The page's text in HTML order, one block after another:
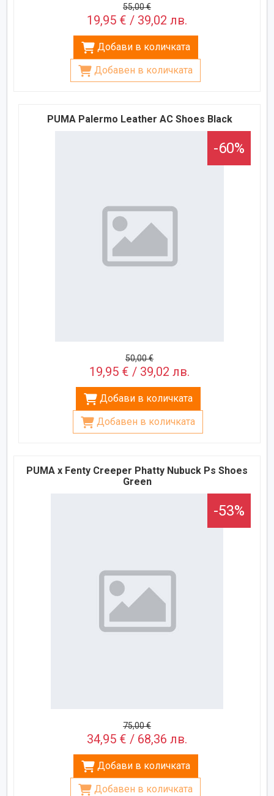
55,00 €
19,95 € / 39,02 лв.
Добави в количката
Добавен в количката
PUMA Palermo Leather AC Shoes Black
-60%
50,00 €
19,95 € / 39,02 лв.
Добави в количката
Добавен в количката
PUMA x Fenty Creeper Phatty Nubuck Ps Shoes
Green
-53%
75,00 €
34,95 € / 68,36 лв.
Добави в количката
Добавен в количката